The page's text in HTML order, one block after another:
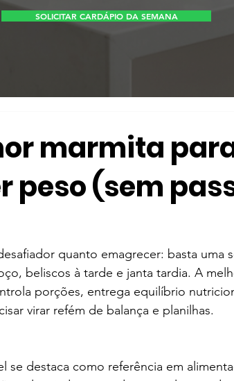
SOLICITAR CARDÁPIO DA SEMANA
marmita
peso (sem
quanto emagrecer: basta uma
beliscos à tarde e janta tardia. A
porções, entrega equilíbrio
virar refém de balança e planilhas.
se destaca como referência em